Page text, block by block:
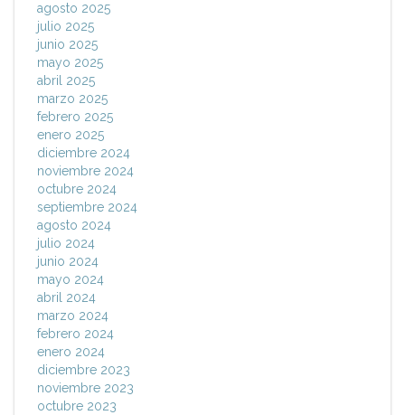
agosto 2025
julio 2025
junio 2025
mayo 2025
abril 2025
marzo 2025
febrero 2025
enero 2025
diciembre 2024
noviembre 2024
octubre 2024
septiembre 2024
agosto 2024
julio 2024
junio 2024
mayo 2024
abril 2024
marzo 2024
febrero 2024
enero 2024
diciembre 2023
noviembre 2023
octubre 2023